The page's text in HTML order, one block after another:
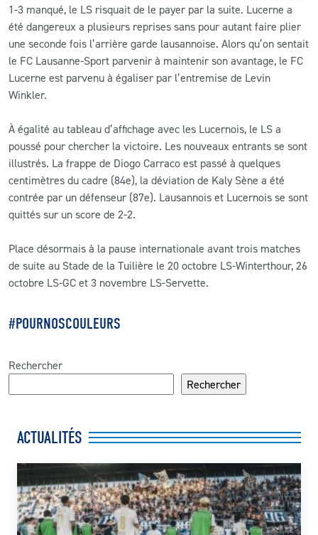
1-3 manqué, le LS risquait de le payer par la suite. Lucerne a
été dangereux a plusieurs reprises sans pour autant faire plier
une seconde fois l’arrière garde lausannoise. Alors qu’on sentait
le FC Lausanne-Sport parvenir à maintenir son avantage, le FC
Lucerne est parvenu à égaliser par l’entremise de Levin
Winkler.
À égalité au tableau d’affichage avec les Lucernois, le LS a
poussé pour chercher la victoire. Les nouveaux entrants se sont
illustrés. La frappe de Diogo Carraco est passé à quelques
centimètres du cadre (84e), la déviation de Kaly Sène a été
contrée par un défenseur (87e). Lausannois et Lucernois se sont
quittés sur un score de 2-2.
Place désormais à la pause internationale avant trois matches
de suite au Stade de la Tuilière le 20 octobre LS-Winterthour, 26
octobre LS-GC et 3 novembre LS-Servette.
#POURNOSCOULEURS
Rechercher
Rechercher
ACTUALITÉS